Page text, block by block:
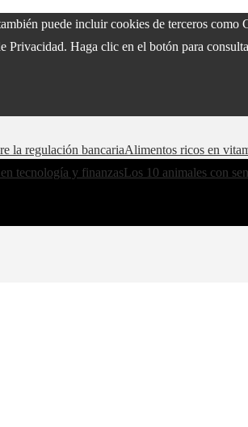
puede incluir cookies de terceros como
Haga clic en el botón para
la regulación bancariaAlimentos ricos en
tecnología y finanzasLos 10 animales con